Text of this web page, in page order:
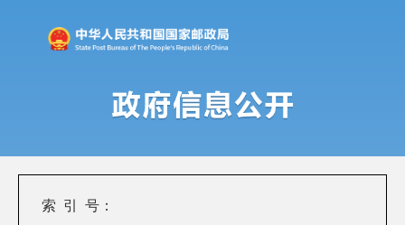
索 引 号：